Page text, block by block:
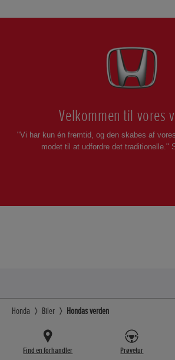
Velkommen til vores
"Vi har kun én fremtid, og den skabes af
modet til at udfordre det traditionelle."
Honda Biler Hondas verden
Find en forhandler Prøvetur